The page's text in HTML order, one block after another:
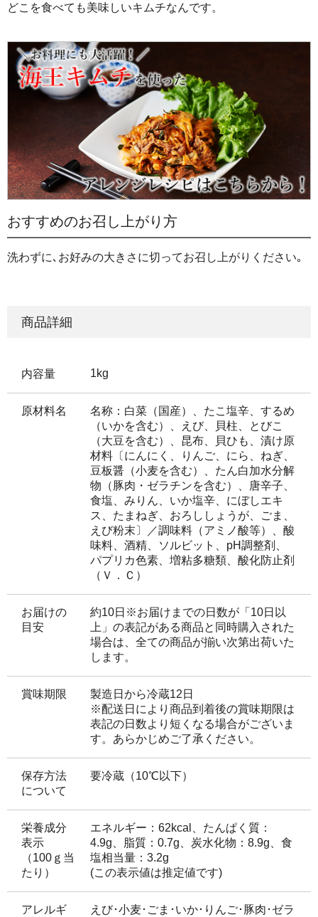
どこを食べても美味しいキムチなんです。
おすすめのお召し上がり方
洗わずに､お好みの大きさに切ってお召し上がりください｡
商品詳細
内容量 1kg
原材料名
名称：白菜（国産）、たこ塩辛、するめ
（いかを含む）、えび、貝柱、とびこ
（大豆を含む）、昆布、貝ひも、漬け原
材料〔にんにく、りんご、にら、ねぎ、
豆板醤（小麦を含む）、たん白加水分解
物（豚肉・ゼラチンを含む）、唐辛子、
食塩、みりん、いか塩辛、にぼしエキ
ス、たまねぎ、おろししょうが、ごま、
えび粉末〕／調味料（アミノ酸等）、酸
味料、酒精、ソルビット、pH調整剤、
パプリカ色素、増粘多糖類、酸化防止剤
（Ｖ．Ｃ）
お届けの
目安
約10日※お届けまでの日数が「10日以
上」の表記がある商品と同時購入された
場合は、全ての商品が揃い次第出荷いた
します。
賞味期限
製造日から冷蔵12日
※配送日により商品到着後の賞味期限は
表記の日数より短くなる場合がございま
す。あらかじめご了承ください。
保存方法
について
要冷蔵（10℃以下）
栄養成分
表示
（100ｇ当
たり）
エネルギー：62kcal、たんぱく質：
4.9g、脂質：0.7g、炭水化物：8.9g、食
塩相当量：3.2g
(この表示値は推定値です)
アレルギ えび･小麦･ごま･いか･りんご･豚肉･ゼラ